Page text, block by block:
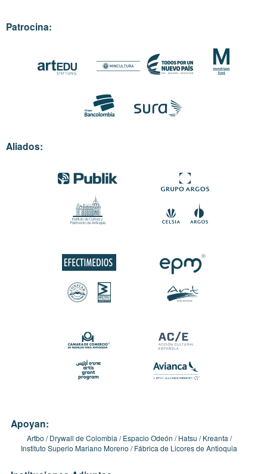
Patrocina:
Aliados:
Apoyan:
Artbo Drywall de Colombia Espacio Odeón Hatsu
Kreanta
Instituto Superio Mariano Moreno
Fábrica de Licores de Antioquia